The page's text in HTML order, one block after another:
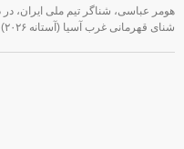
شنای قهرمانی غرب آسیا (آستانه ۲۰۲۶) با ثبت زمان ۲۵.۶۷ ثانیه در جایگاه نخست قرار